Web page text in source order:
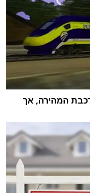
המהירה, אך